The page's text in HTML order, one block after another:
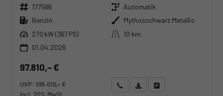
Fahrzeugnr. 177566 Getriebe Automatik
Kraftstoff Benzin Außenfarbe Mythosschwarz Metallic
Leistung 270 kW (367 PS) Kilometerstand
10 km
01.04.2026
97.810,– €
UVP:105.010,– €
Wir rufen Sie anAngebot drucken (PDF)